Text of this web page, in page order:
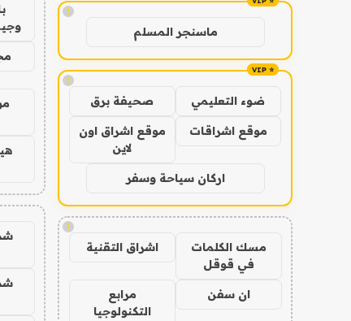
!
ماسنجر المسلم
!
ضوء التعليمي صحيفة برق
موقع اشراقات
موقع اشراق اون
لاين
اركان سياحة وسفر
!
مسك الكلمات
في قوقل
اشراق التقنية
ان سفن
مرابع
التكنولوجيا